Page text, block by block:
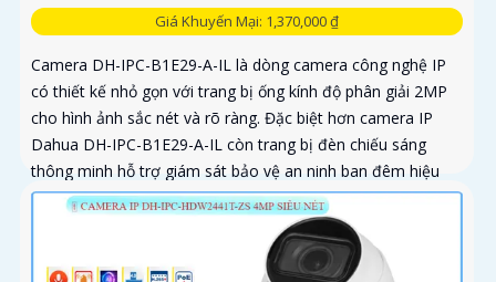
Giá Khuyến Mại: 1,370,000 ₫
Camera DH-IPC-B1E29-A-IL là dòng camera công nghệ IP
có thiết kế nhỏ gọn với trang bị ống kính độ phân giải 2MP
cho hình ảnh sắc nét và rõ ràng. Đặc biệt hơn camera IP
Dahua DH-IPC-B1E29-A-IL còn trang bị đèn chiếu sáng
thông minh hỗ trợ giám sát bảo vệ an ninh ban đêm hiệu
quả